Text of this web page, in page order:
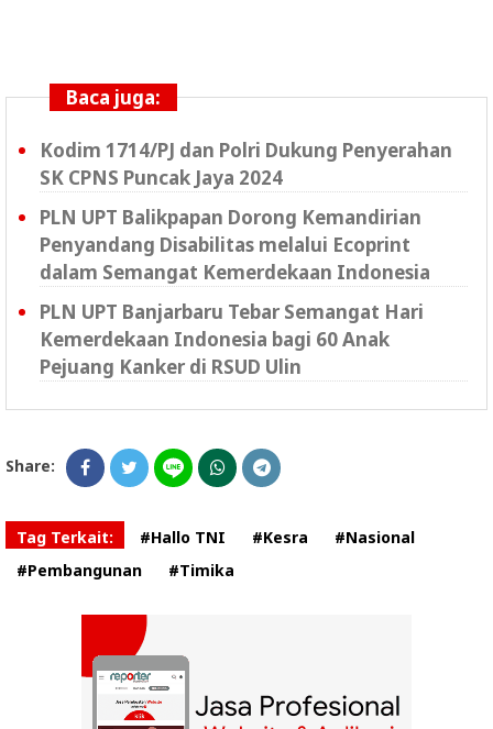
Baca juga:
Kodim 1714/PJ dan Polri Dukung Penyerahan
SK CPNS Puncak Jaya 2024
PLN UPT Balikpapan Dorong Kemandirian
Penyandang Disabilitas melalui Ecoprint
dalam Semangat Kemerdekaan Indonesia
PLN UPT Banjarbaru Tebar Semangat Hari
Kemerdekaan Indonesia bagi 60 Anak
Pejuang Kanker di RSUD Ulin
Share:
Tag Terkait: #Hallo TNI #Kesra
#Nasional
#Pembangunan
#Timika